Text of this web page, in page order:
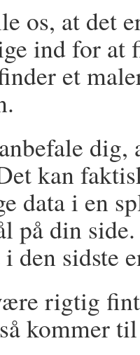
os, at det
ind for at
et
dig,
kan
data i en
på din
den sidste
rigtig
kommer